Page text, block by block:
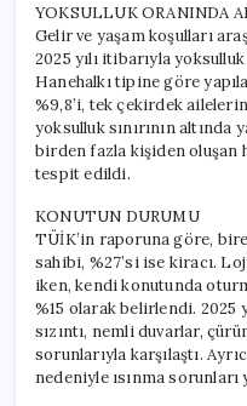
YOKSULLUK ORANINDA
Gelir ve yaşam koşulları
2025 yılı itibarıyla
Hanehalkı tipine göre
%9,8’i, tek çekirdek
yoksulluk sınırının altında
birden fazla kişiden oluşan
tespit edildi.
KONUTUN DURUMU
TÜİK’in raporuna göre,
sahibi, %27’si ise kiracı.
iken, kendi konutunda
%15 olarak belirlendi. 2025
sızıntı, nemli duvarlar,
sorunlarıyla karşılaştı.
nedeniyle ısınma sorunları